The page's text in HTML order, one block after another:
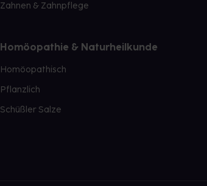
Zahnen & Zahnpflege
Homöopathie & Naturheilkunde
Homöopathisch
Pflanzlich
Schüßler Salze